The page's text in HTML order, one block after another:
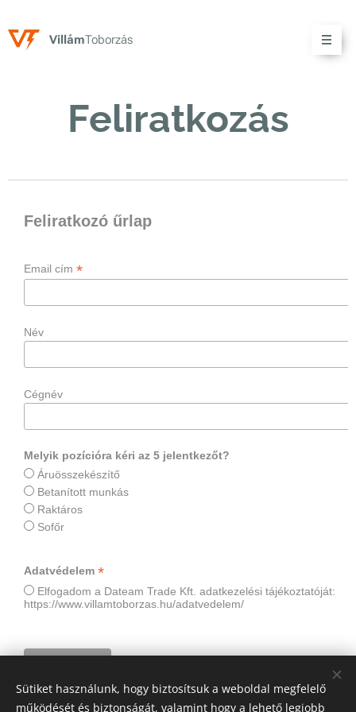
VillámToborzás
Feliratkozás
Feliratkozó űrlap
Email cím *
Név
Cégnév
Melyik pozícióra kéri az 5 jelentkezőt?
Áruösszekészítő
Betanított munkás
Raktáros
Sofőr
Adatvédelem *
Elfogadom a Dateam Trade Kft. adatkezelési tájékoztatóját:
https://www.villamtoborzas.hu/adatvedelem/
Sütiket használunk, hogy biztosítsuk a weboldal megfelelő
működését és biztonságát, valamint hogy a lehető legjobb